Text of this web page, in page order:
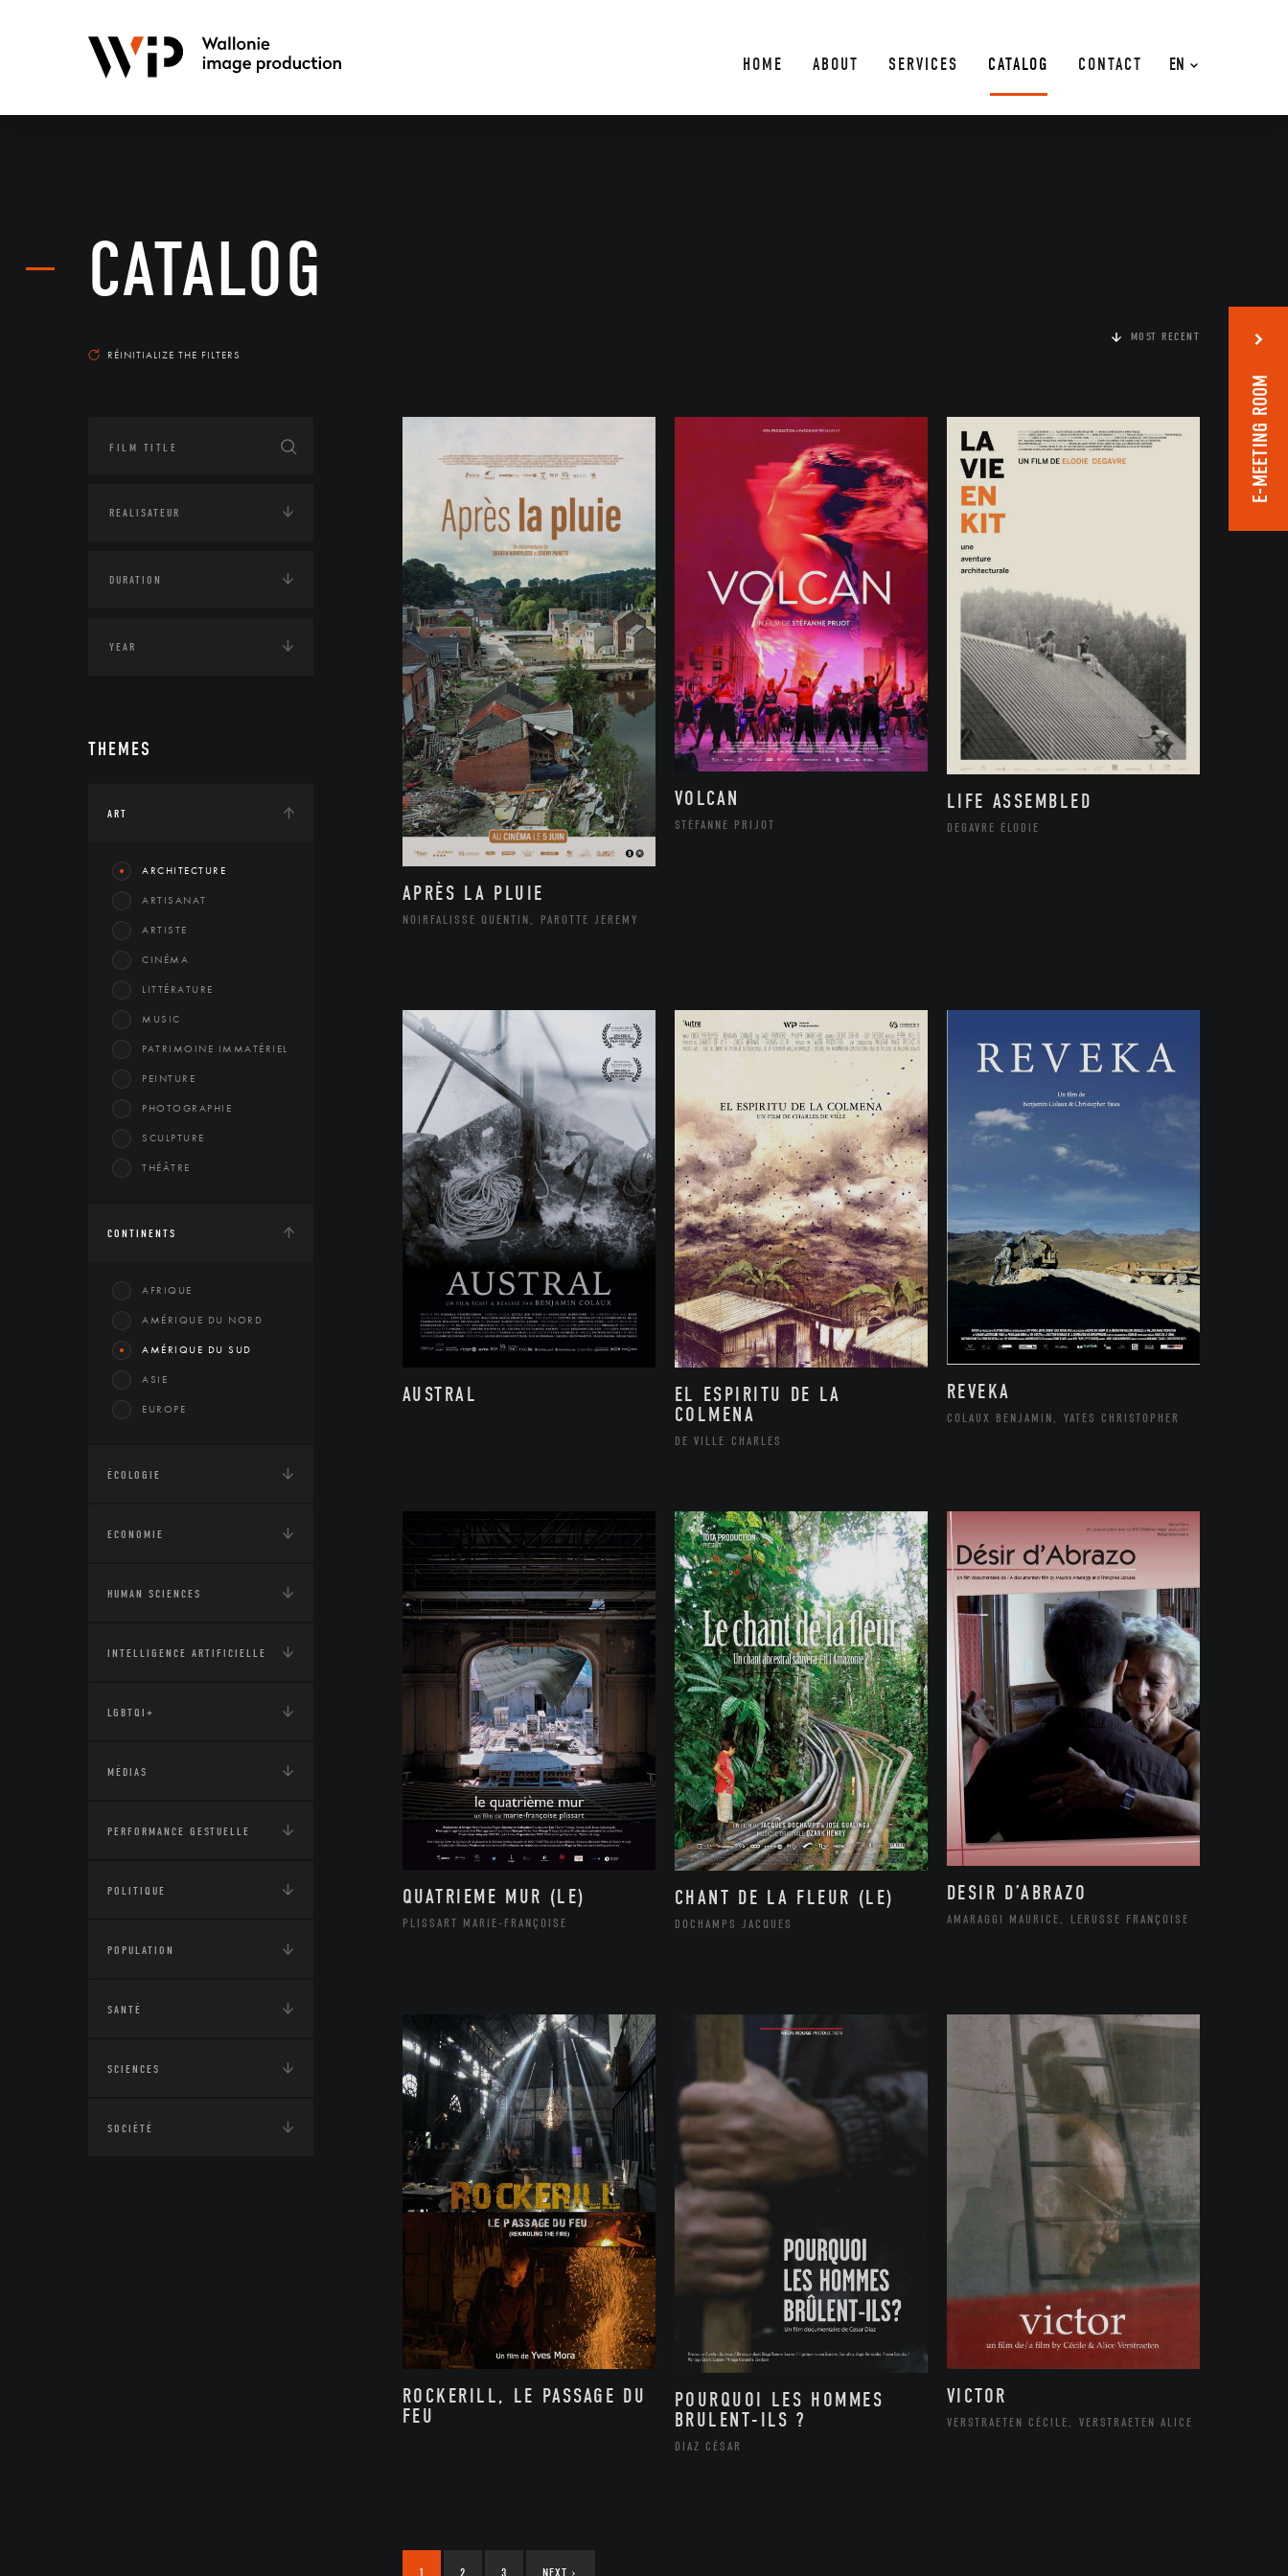
EN
HOME ABOUT SERVICES CATALOG CONTACT
CATALOG
RÉINITIALIZE THE FILTERS
THEMES
ART
ARCHITECTURE
ARTISANAT
ARTISTE
CINÉMA
LITTÉRATURE
MUSIC
PATRIMOINE IMMATÉRIEL
PEINTURE
PHOTOGRAPHIE
SCULPTURE
THÉÂTRE
CONTINENTS
AFRIQUE
AMÉRIQUE DU NORD
AMÉRIQUE DU SUD
ASIE
EUROPE
ÉCOLOGIE
ECONOMIE
HUMAN SCIENCES
INTELLIGENCE ARTIFICIELLE
LGBTQI+
MÉDIAS
PERFORMANCE GESTUELLE
POLITIQUE
POPULATION
SANTÉ
SCIENCES
SOCIÉTÉ
MOST RECENT
APRÈS LA PLUIE
NOIRFALISSE QUENTIN, PAROTTE JEREMY
VOLCAN
STÉFANNE PRIJOT
LIFE ASSEMBLED
DEGAVRE ÉLODIE
AUSTRAL
EL ESPIRITU DE LA
COLMENA
DE VILLE CHARLES
REVEKA
COLAUX BENJAMIN, YATES CHRISTOPHER
QUATRIEME MUR (LE)
PLISSART MARIE-FRANÇOISE
CHANT DE LA FLEUR (LE)
DOCHAMPS JACQUES
DESIR D’ABRAZO
AMARAGGI MAURICE, LERUSSE FRANÇOISE
ROCKERILL, LE PASSAGE DU
FEU
POURQUOI LES HOMMES
BRULENT-ILS ?
DIAZ CÉSAR
VICTOR
VERSTRAETEN CÉCILE, VERSTRAETEN ALICE
1 2 3 NEXT ›
E-MEETING ROOM